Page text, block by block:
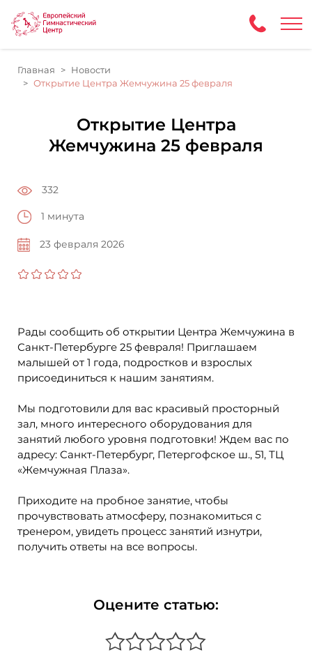
Главная
Новости
Открытие Центра Жемчужина 25 февраля
Открытие Центра
Жемчужина 25 февраля
332
1 минута
23 февраля 2026
Рады сообщить об открытии Центра Жемчужина в
Санкт-Петербурге 25 февраля! Приглашаем
малышей от 1 года, подростков и взрослых
присоединиться к нашим занятиям.
Мы подготовили для вас красивый просторный
зал, много интересного оборудования для
занятий любого уровня подготовки! Ждем вас по
адресу: Санкт-Петербург, Петергофское ш., 51, ТЦ
«Жемчужная Плаза».
Приходите на пробное занятие, чтобы
прочувствовать атмосферу, познакомиться с
тренером, увидеть процесс занятий изнутри,
получить ответы на все вопросы.
Оцените статью: